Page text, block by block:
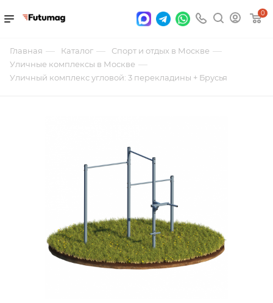
0
Главная — Каталог — Спорт и отдых в Москве —
Уличные комплексы в Москве —
Уличный комплекс угловой: 3 перекладины + Брусья